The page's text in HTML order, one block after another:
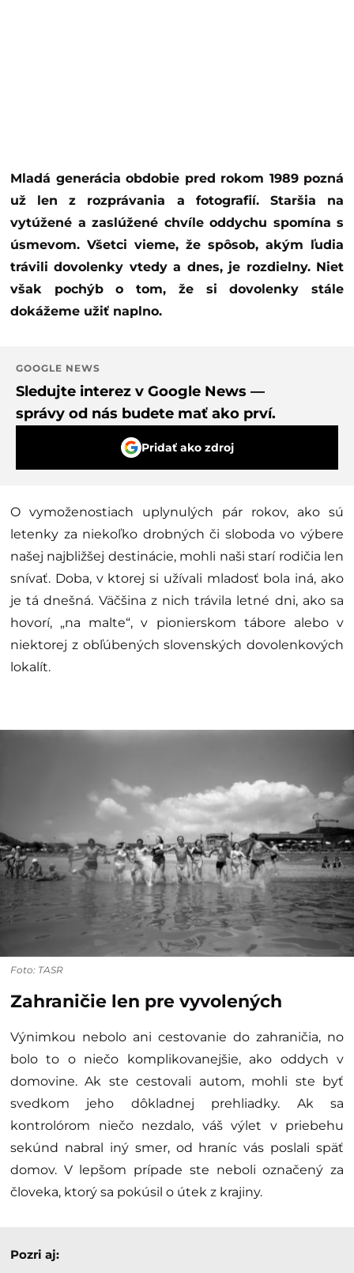
Mladá generácia obdobie pred rokom 1989 pozná
už len z rozprávania a fotografií. Staršia na
vytúžené a zaslúžené chvíle oddychu spomína s
úsmevom. Všetci vieme, že spôsob, akým ľudia
trávili dovolenky vtedy a dnes, je rozdielny. Niet
však pochýb o tom, že si dovolenky stále
dokážeme užiť naplno.
GOOGLE NEWS
Sledujte interez v Google News —
správy od nás budete mať ako prví.
Pridať ako zdroj
O vymoženostiach uplynulých pár rokov, ako sú
letenky za niekoľko drobných či sloboda vo výbere
našej najbližšej destinácie, mohli naši starí rodičia len
snívať. Doba, v ktorej si užívali mladosť bola iná, ako
je tá dnešná. Väčšina z nich trávila letné dni, ako sa
hovorí, „na malte“, v pionierskom tábore alebo v
niektorej z obľúbených slovenských dovolenkových
lokalít.
Foto: TASR
Zahraničie len pre vyvolených
Výnimkou nebolo ani cestovanie do zahraničia, no
bolo to o niečo komplikovanejšie, ako oddych v
domovine. Ak ste cestovali autom, mohli ste byť
svedkom jeho dôkladnej prehliadky. Ak sa
kontrolórom niečo nezdalo, váš výlet v priebehu
sekúnd nabral iný smer, od hraníc vás poslali späť
domov. V lepšom prípade ste neboli označený za
človeka, ktorý sa pokúsil o útek z krajiny.
Pozri aj: